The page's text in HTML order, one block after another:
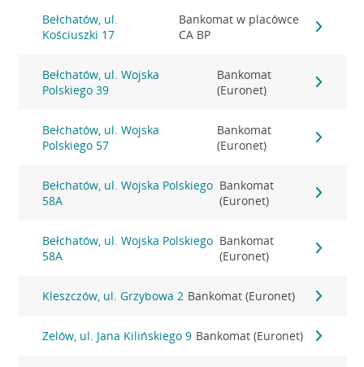
Bełchatów, ul.
Kościuszki 17
Bankomat w placówce
CA BP
Bełchatów, ul. Wojska
Polskiego 39
Bankomat
(Euronet)
Bełchatów, ul. Wojska
Polskiego 57
Bankomat
(Euronet)
Bełchatów, ul. Wojska Polskiego
58A
Bankomat
(Euronet)
Bełchatów, ul. Wojska Polskiego
58A
Bankomat
(Euronet)
Kleszczów, ul. Grzybowa 2 Bankomat (Euronet)
Zelów, ul. Jana Kilińskiego 9 Bankomat (Euronet)